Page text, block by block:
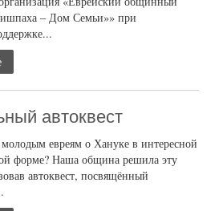
– Дом Семьи»» при
автоквест
молодым евреям о Хануке в интересной
форме? Наша община решила эту
автоквест, посвящённый